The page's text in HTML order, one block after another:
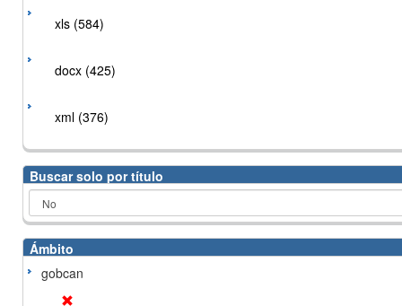
xls (584)
docx (425)
xml (376)
Buscar solo por título
Ámbito
gobcan